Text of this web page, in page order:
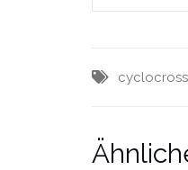
cyclocross